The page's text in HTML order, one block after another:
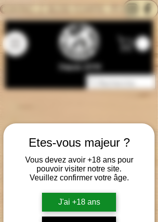
Etes-vous majeur ?
Vous devez avoir +18 ans pour
pouvoir visiter notre site.
Veuillez confirmer votre âge.
J'ai +18 ans
Depuis 2014